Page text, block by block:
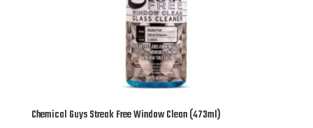
Chemical Guys Streak Free Window Clean (473ml)